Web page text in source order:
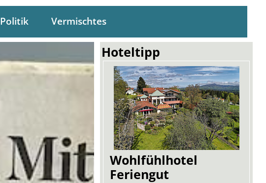
Hoteltipp
Wohlfühlhotel
Feriengut
Politik Vermischtes